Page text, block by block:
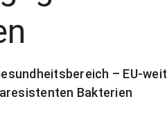
– EU-weit
Bakterien